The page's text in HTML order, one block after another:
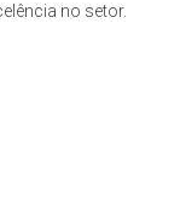
no setor.